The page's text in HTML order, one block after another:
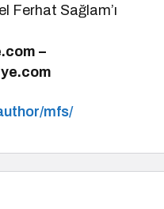
Ferhat Sağlam’ı
–
mfs/